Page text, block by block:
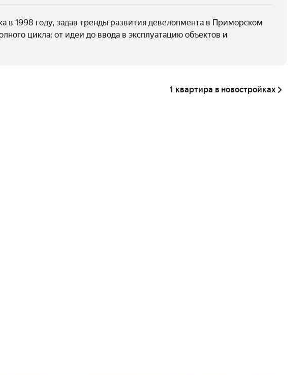
в 1998 году, задав тренды развития девелопмента в Приморском
цикла: от идеи до ввода в эксплуатацию объектов и
1 квартира в новостройках